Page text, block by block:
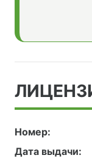
Номер:
Дата выдачи: